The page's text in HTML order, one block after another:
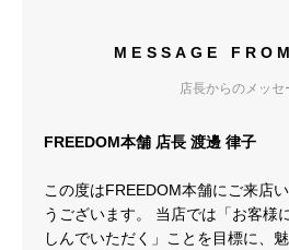
MESSAGE
店長からのメッセ
FREEDOM本舗 店長 渡邊 律子
この度はFREEDOM本舗にご来店
うございます。 当店では「お客様
しんでいただく」ことを目標に、